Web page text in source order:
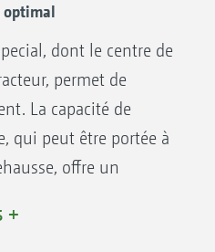
optimal
dont le centre de
permet de
La capacité de
qui peut être portée à
offre un
une échelle et une
+